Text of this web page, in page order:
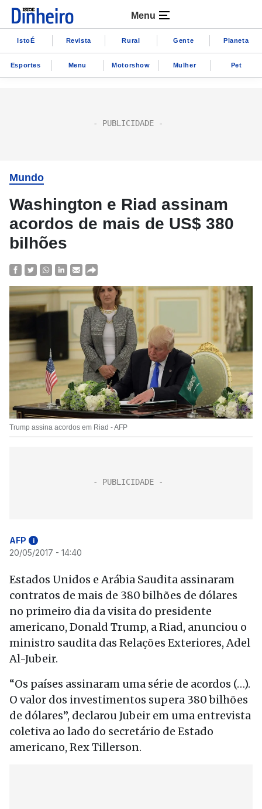
Menu
IstoÉ Revista Rural Gente Planeta
Esportes Menu Motorshow Mulher Pet
Mundo
Washington e Riad assinam
acordos de mais de US$ 380
bilhões
Trump assina acordos em Riad - AFP
AFP i
20/05/2017 - 14:40
Estados Unidos e Arábia Saudita assinaram
contratos de mais de 380 bilhões de dólares
no primeiro dia da visita do presidente
americano, Donald Trump, a Riad, anunciou o
ministro saudita das Relações Exteriores, Adel
Al-Jubeir.
“Os países assinaram uma série de acordos (…).
O valor dos investimentos supera 380 bilhões
de dólares”, declarou Jubeir em uma entrevista
coletiva ao lado do secretário de Estado
americano, Rex Tillerson.